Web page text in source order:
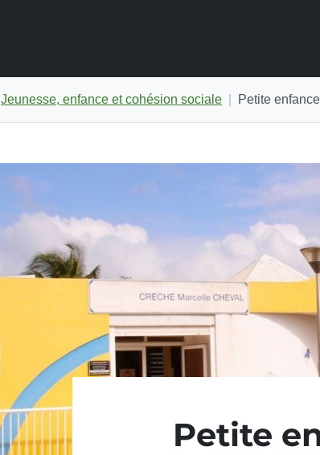
Jeunesse, enfance et cohésion sociale Petite enfance
Petite